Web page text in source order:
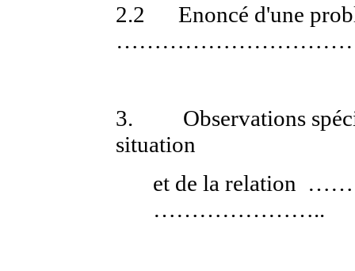
2.2
Enoncé d'une
3.
Observations
situation
et de la relation
…………………..